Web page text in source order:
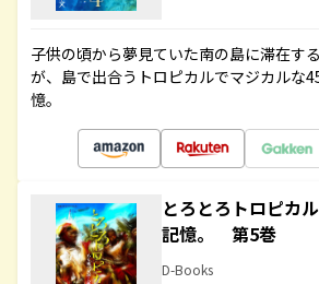
子供の頃から夢見ていた南の島に滞在す
が、島で出合うトロピカルでマジカルな
憶。
とろとろトロピカ
記憶。 第5巻
D-Books